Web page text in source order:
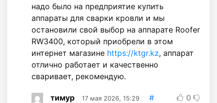
надо было на предприятие купить
аппараты для сварки кровли и мы
остановили свой выбор на аппарате Roofer
RW3400, который приобрели в этом
интернет магазине https://ktgr.kz, аппарат
отлично работает и качественно
сваривает, рекомендую.
тимур 17 мая 2026, 15:29 #
0